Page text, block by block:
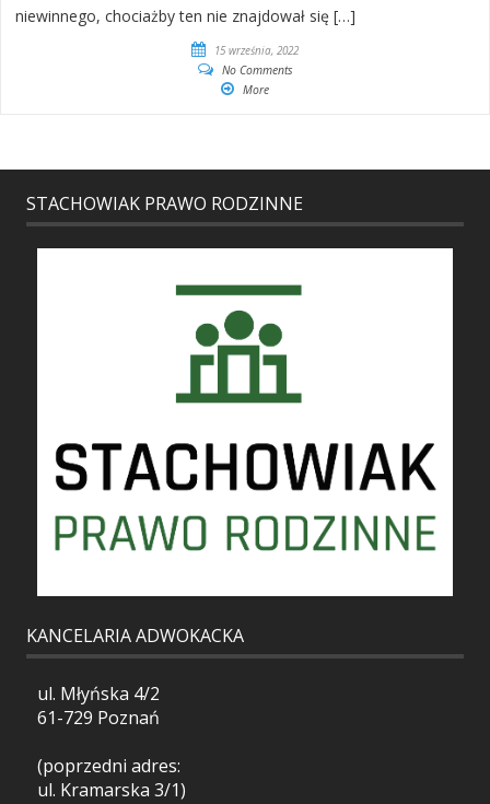
niewinnego, chociażby ten nie znajdował się […]
15 września, 2022
No Comments
More
STACHOWIAK PRAWO RODZINNE
KANCELARIA ADWOKACKA
ul. Młyńska 4/2
61-729 Poznań
(poprzedni adres:
ul. Kramarska 3/1)